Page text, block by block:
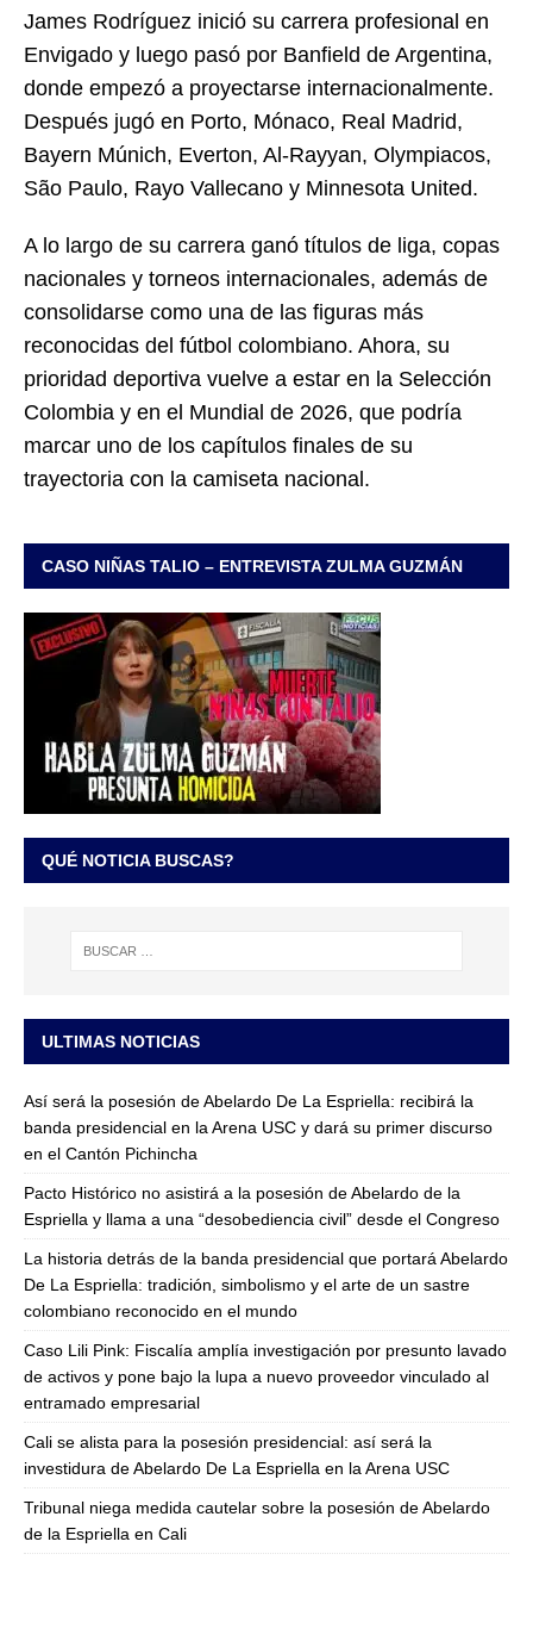
James Rodríguez inició su carrera profesional en
Envigado y luego pasó por Banfield de Argentina,
donde empezó a proyectarse internacionalmente.
Después jugó en Porto, Mónaco, Real Madrid,
Bayern Múnich, Everton, Al-Rayyan, Olympiacos,
São Paulo, Rayo Vallecano y Minnesota United.
A lo largo de su carrera ganó títulos de liga, copas
nacionales y torneos internacionales, además de
consolidarse como una de las figuras más
reconocidas del fútbol colombiano. Ahora, su
prioridad deportiva vuelve a estar en la Selección
Colombia y en el Mundial de 2026, que podría
marcar uno de los capítulos finales de su
trayectoria con la camiseta nacional.
CASO NIÑAS TALIO – ENTREVISTA ZULMA GUZMÁN
QUÉ NOTICIA BUSCAS?
ULTIMAS NOTICIAS
Así será la posesión de Abelardo De La Espriella: recibirá la
banda presidencial en la Arena USC y dará su primer discurso
en el Cantón Pichincha
Pacto Histórico no asistirá a la posesión de Abelardo de la
Espriella y llama a una “desobediencia civil” desde el Congreso
La historia detrás de la banda presidencial que portará Abelardo
De La Espriella: tradición, simbolismo y el arte de un sastre
colombiano reconocido en el mundo
Caso Lili Pink: Fiscalía amplía investigación por presunto lavado
de activos y pone bajo la lupa a nuevo proveedor vinculado al
entramado empresarial
Cali se alista para la posesión presidencial: así será la
investidura de Abelardo De La Espriella en la Arena USC
Tribunal niega medida cautelar sobre la posesión de Abelardo
de la Espriella en Cali